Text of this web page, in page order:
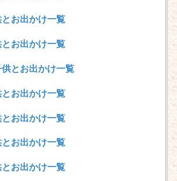
とお出かけ一覧
お出かけ一覧
とお出かけ一覧
お出かけ一覧
お出かけ一覧
お出かけ一覧
お出かけ一覧